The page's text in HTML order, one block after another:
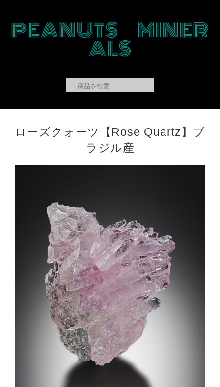
PEANUTS MINER
ALS
ローズクォーツ【Rose Quartz】ブ
ラジル産